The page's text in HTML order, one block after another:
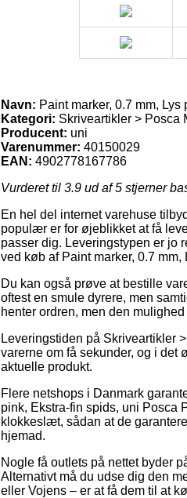
Navn: Paint marker, 0.7 mm,
Kategori: Skriveartikler > Posca
Producent: uni
Varenummer: 40150029
EAN: 4902778167786
Vurderet til 3.9 ud af 5 stjerner
En hel del internet varehuse
populær er for øjeblikket at få
passer dig. Leveringstypen er jo
ved køb af Paint marker, 0.7
Du kan også prøve at bestille
oftest en smule dyrere, men
henter ordren, men den
Leveringstiden på Skriveartikler
varerne om få sekunder, og i det
aktuelle produkt.
Flere netshops i Danmark
pink, Ekstra-fin spids, uni Posca
klokkeslæt, sådan at de
hjemad.
Nogle få outlets på nettet byder
Alternativt må du udse dig den
eller Vojens – er at få dem til at